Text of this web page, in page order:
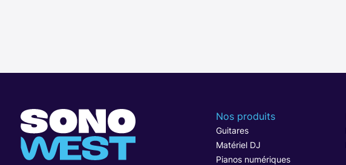
Nos produits
Guitares
Matériel DJ
Pianos numériques